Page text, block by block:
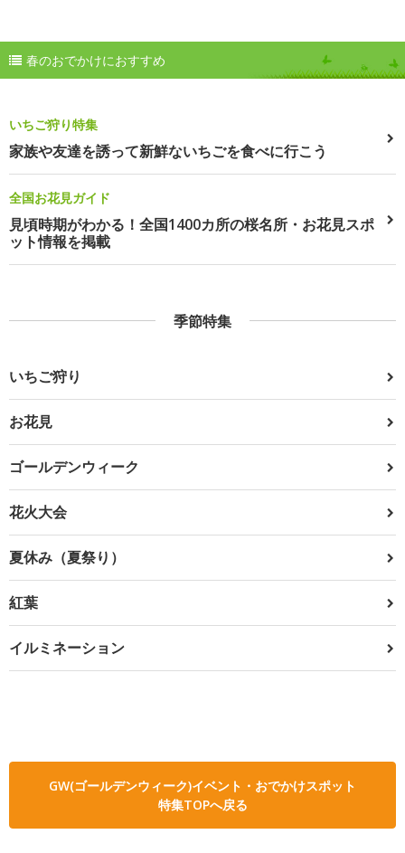
春のおでかけにおすすめ
いちご狩り特集
家族や友達を誘って新鮮ないちごを食べに行こう
全国お花見ガイド
見頃時期がわかる！全国1400カ所の桜名所・お花見スポ
ット情報を掲載
季節特集
いちご狩り
お花見
ゴールデンウィーク
花火大会
夏休み（夏祭り）
紅葉
イルミネーション
GW(ゴールデンウィーク)イベント・おでかけスポット
特集TOPへ戻る